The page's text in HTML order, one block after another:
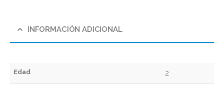
INFORMACIÓN ADICIONAL
Edad 2